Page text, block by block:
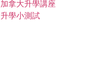
加拿大升學講座
升學小測試